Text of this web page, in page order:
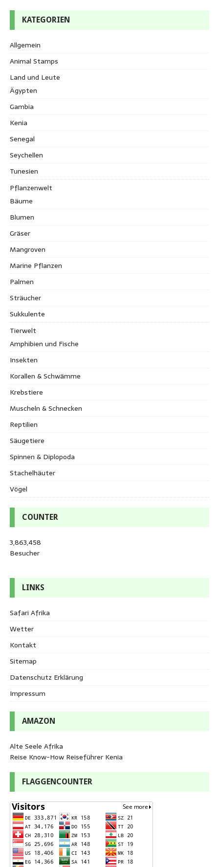
KATEGORIEN
Allgemein
Animal Stamps
Land und Leute
Ägypten
Gambia
Kenia
Senegal
Seychellen
Tunesien
Pflanzenwelt
Bäume
Blumen
Gräser
Mangroven
Marine Pflanzen
Palmen
Sträucher
Sukkulente
Tierwelt
Amphibien und Fische
Insekten
Korallen & Schwämme
Krebstiere
Muscheln & Schnecken
Reptilien
Säugetiere
Spinnen & Diplopoda
Stachelhäuter
Vögel
COUNTER
3,863,458
Besucher
LINKS
Safari Afrika
Wetter
Kontakt
Sitemap
Datenschutz Erklärung
Impressum
AMAZON
Alte Seele Afrika
Reise Know-How Reiseführer Kenia
FLAGGENCOUNTER